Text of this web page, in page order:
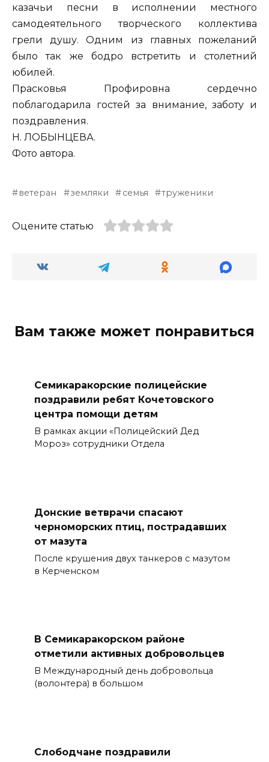
казачьи песни в исполнении местного
самодеятельного творческого коллектива
грели душу. Одним из главных пожеланий
было так же бодро встретить и столетний
юбилей.
Прасковья Профировна сердечно
поблагодарила гостей за внимание, заботу и
поздравления.
Н. ЛОБЫНЦЕВА.
Фото автора.
ветеран земляки семья труженики
Оцените статью
Вам также может понравиться
Семикаракорские полицейские
поздравили ребят Кочетовского
центра помощи детям
В рамках акции «Полицейский Дед
Мороз» сотрудники Отдела
Донские ветврачи спасают
черноморских птиц, пострадавших
от мазута
После крушения двух танкеров с мазутом
в Керченском
В Семикаракорском районе
отметили активных добровольцев
В Международный день добровольца
(волонтера) в большом
Слободчане поздравили